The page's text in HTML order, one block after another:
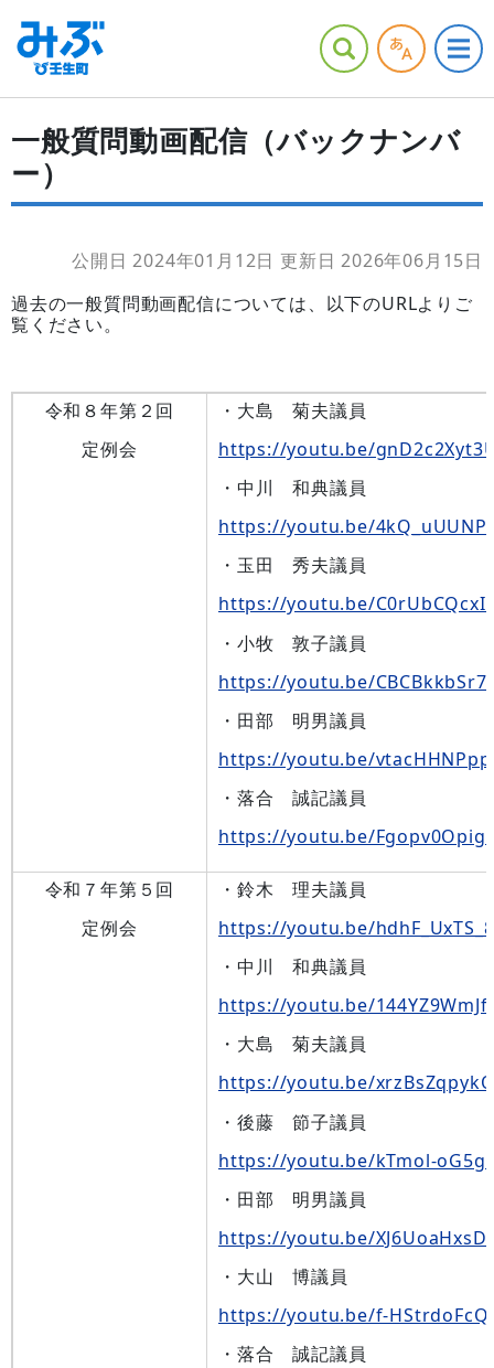
一般質問動画配信（バックナンバ
ー）
公開日 2024年01月12日 更新日 2026年06月15日
過去の一般質問動画配信については、以下のURLよりご
覧ください。
令和８年第２回
定例会
・大島 菊夫議員
https://youtu.be/
・中川 和典議員
https://youtu.be/
・玉田 秀夫議員
https://youtu.be/
・小牧 敦子議員
https://youtu.be/
・田部 明男議員
https://youtu.be/
・落合 誠記議員
https://youtu.be/
令和７年第５回
定例会
・鈴木 理夫議員
https://youtu.be/hdhF_UxTS_8
・中川 和典議員
https://youtu.be/144YZ9WmJfI
・大島 菊夫議員
https://youtu.be/
・後藤 節子議員
https://youtu.be/kTmol-
・田部 明男議員
https://youtu.be/
・大山 博議員
https://youtu.be/f-HStrdoFcQ
・落合 誠記議員